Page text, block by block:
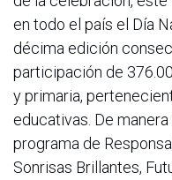
en todo el país el Día
décima edición
participación de
y primaria,
educativas. De
programa de
Sonrisas Brillantes,